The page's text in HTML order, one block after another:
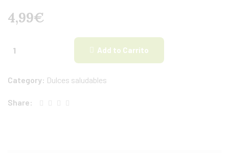
4,99€
Add to Carrito
Category: Dulces saludables
Share: